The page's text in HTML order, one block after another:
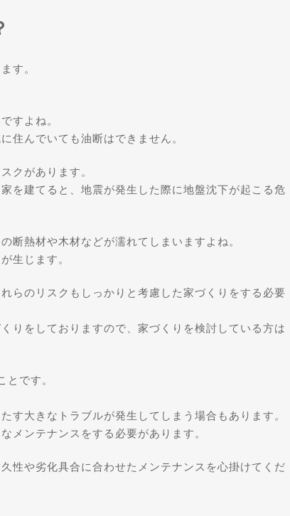
す。
すよね。
住んでいても油断はできません。
クがあります。
を建てると、地震が発生した際に地盤沈下が起こる危
断熱材や木材などが濡れてしまいますよね。
生じます。
らのリスクもしっかりと考慮した家づくりをする必要
りをしておりますので、家づくりを検討している方は
とです。
す大きなトラブルが発生してしまう場合もあります。
メンテナンスをする必要があります。
性や劣化具合に合わせたメンテナンスを心掛けてくだ